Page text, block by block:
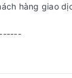
hàng giao